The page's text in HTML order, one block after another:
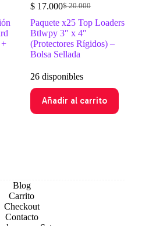
$20.000
El
precio
original
era:
$ 20.000.
$ 17.000El
precio
actual
es:
$ 17.000.
Paquete x25 Top Loaders
Btlwpy 3″ x 4″
(Protectores Rígidos) –
Bolsa Sellada
26 disponibles
Añadir al carrito
Blog
Carrito
Checkout
Contacto